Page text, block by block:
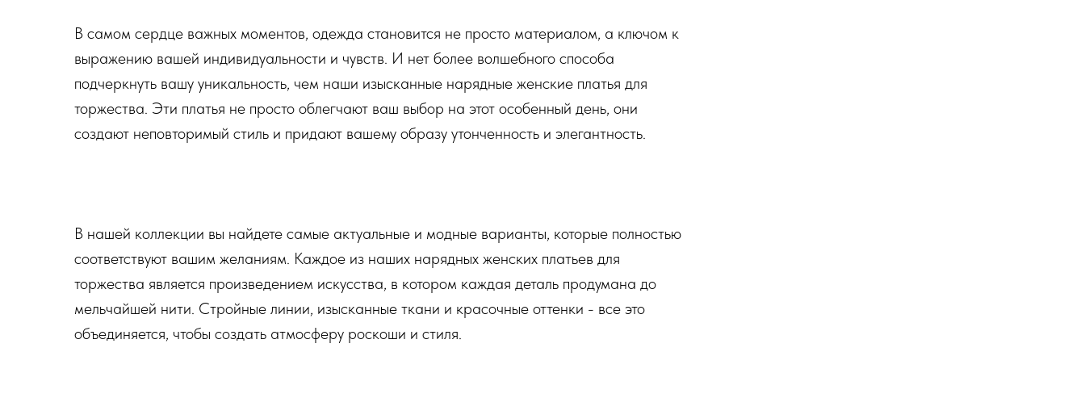
В самом сердце важных моментов, одежда становится не просто материалом, а ключом к
выражению вашей индивидуальности и чувств. И нет более волшебного способа
подчеркнуть вашу уникальность, чем наши изысканные нарядные женские платья для
торжества. Эти платья не просто облегчают ваш выбор на этот особенный день, они
создают неповторимый стиль и придают вашему образу утонченность и элегантность.
В нашей коллекции вы найдете самые актуальные и модные варианты, которые полностью
соответствуют вашим желаниям. Каждое из наших нарядных женских платьев для
торжества является произведением искусства, в котором каждая деталь продумана до
мельчайшей нити. Стройные линии, изысканные ткани и красочные оттенки - все это
объединяется, чтобы создать атмосферу роскоши и стиля.